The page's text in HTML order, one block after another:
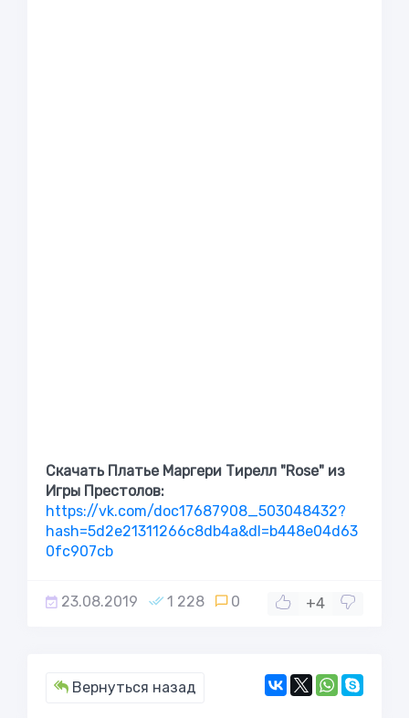
Скачать Платье Маргери Тирелл "Rose" из
Игры Престолов:
https://vk.com/doc17687908_503048432?
hash=5d2e21311266c8db4a&dl=b448e04d63
0fc907cb
23.08.2019 1 228 0 +4
Вернуться назад